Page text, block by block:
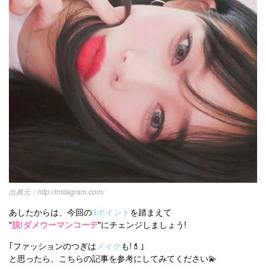
http://instagram.com/
あしたからは、今回の3ポイント を踏まえて
"脱!ダメウーマンコーデ"にチェンジしましょう!
｢ファッションのつぎはメイク も!💄｣
と思ったら、こちらの記事を参考にしてみてください💫